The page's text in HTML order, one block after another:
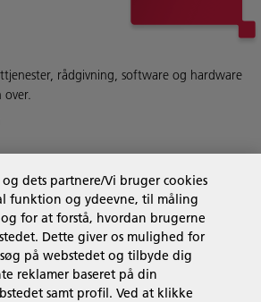
rådgivning, software og hardware
over.
og dets partnere/Vi bruger cookies
funktion og ydeevne, til måling
for at forstå, hvordan brugerne
Dette giver os mulighed for
på webstedet og tilbyde dig
reklamer baseret på din
samt profil. Ved at klikke